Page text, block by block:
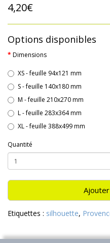
4,20€
Options disponibles
Dimensions
XS - feuille 94x121 mm
S - feuille 140x180 mm
M - feuille 210x270 mm
L - feuille 283x364 mm
XL - feuille 388x499 mm
Quantité
Etiquettes : silhouette,